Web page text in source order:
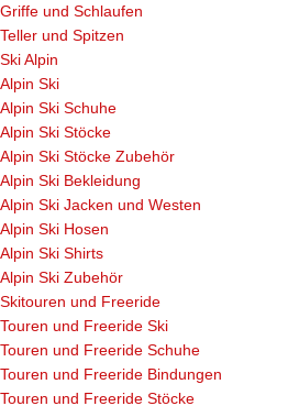
Griffe und Schlaufen
Teller und Spitzen
Ski Alpin
Alpin Ski
Alpin Ski Schuhe
Alpin Ski Stöcke
Alpin Ski Stöcke Zubehör
Alpin Ski Bekleidung
Alpin Ski Jacken und Westen
Alpin Ski Hosen
Alpin Ski Shirts
Alpin Ski Zubehör
Skitouren und Freeride
Touren und Freeride Ski
Touren und Freeride Schuhe
Touren und Freeride Bindungen
Touren und Freeride Stöcke